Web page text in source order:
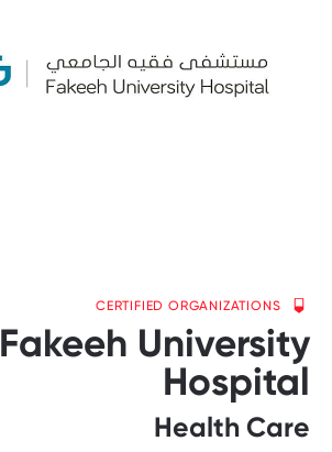
CERTIFIED ORGANIZATIONS
Fakeeh University
Hospital
Health Care